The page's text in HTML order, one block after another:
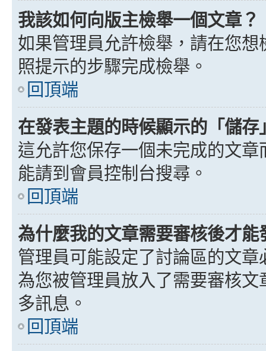
我該如何向版主檢舉一個文章？
如果管理員允許檢舉，請在您
照提示的步驟完成檢舉。
回頂端
在發表主題的時候顯示的「儲
這允許您保存一個未完成的文
能請到會員控制台搜尋。
回頂端
為什麼我的文章需要審核後才能
管理員可能設定了討論區的文
為您被管理員放入了需要審核
多訊息。
回頂端